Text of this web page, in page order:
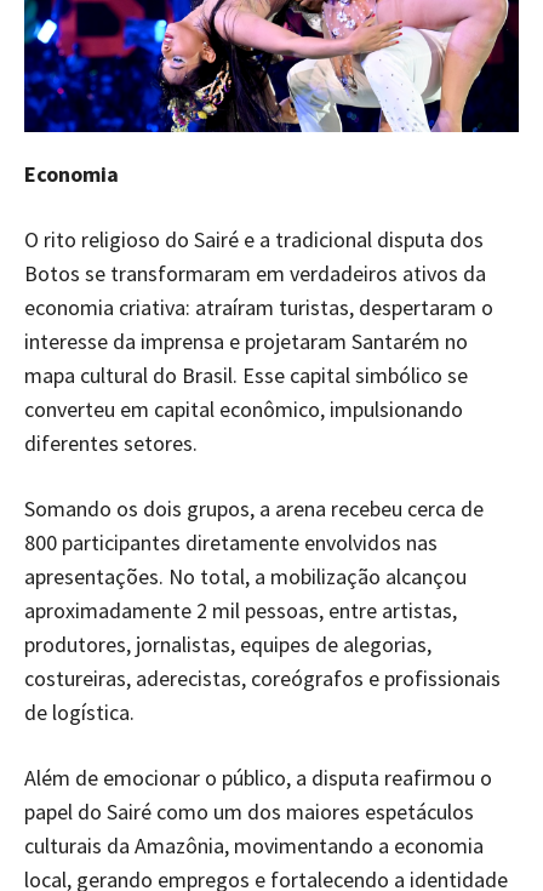
Economia
O rito religioso do Sairé e a tradicional disputa dos
Botos se transformaram em verdadeiros ativos da
economia criativa: atraíram turistas, despertaram o
interesse da imprensa e projetaram Santarém no
mapa cultural do Brasil. Esse capital simbólico se
converteu em capital econômico, impulsionando
diferentes setores.
Somando os dois grupos, a arena recebeu cerca de
800 participantes diretamente envolvidos nas
apresentações. No total, a mobilização alcançou
aproximadamente 2 mil pessoas, entre artistas,
produtores, jornalistas, equipes de alegorias,
costureiras, aderecistas, coreógrafos e profissionais
de logística.
Além de emocionar o público, a disputa reafirmou o
papel do Sairé como um dos maiores espetáculos
culturais da Amazônia, movimentando a economia
local, gerando empregos e fortalecendo a identidade